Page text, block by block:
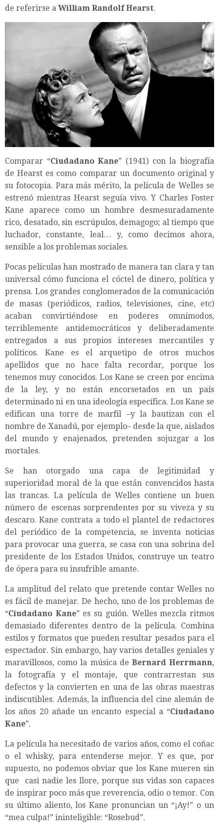
de referirse a William Randolf Hearst.
Comparar “Ciudadano Kane” (1941) con la biografía
de Hearst es como comparar un documento original y
su fotocopia. Para más mérito, la película de Welles se
estrenó mientras Hearst seguía vivo. Y Charles Foster
Kane aparece como un hombre desmesuradamente
rico, desatado, sin escrúpulos, demagogo; al tiempo que
luchador, constante, leal… y, como decimos ahora,
sensible a los problemas sociales.
Pocas películas han mostrado de manera tan clara y tan
universal cómo funciona el cóctel de dinero, política y
prensa. Los grandes conglomerados de la comunicación
de masas (periódicos, radios, televisiones, cine, etc)
acaban convirtiéndose en poderes omnímodos,
terriblemente antidemocráticos y deliberadamente
entregados a sus propios intereses mercantiles y
políticos. Kane es el arquetipo de otros muchos
apellidos que no hace falta recordar, porque los
tenemos muy conocidos. Los Kane se creen por encima
de la ley, y no están encorsetados en un país
determinado ni en una ideología específica. Los Kane se
edifican una torre de marfil –y la bautizan con el
nombre de Xanadú, por ejemplo– desde la que, aislados
del mundo y enajenados, pretenden sojuzgar a los
mortales.
Se han otorgado una capa de legitimidad y
superioridad moral de la que están convencidos hasta
las trancas. La película de Welles contiene un buen
número de escenas sorprendentes por su viveza y su
descaro. Kane contrata a todo el plantel de redactores
del periódico de la competencia, se inventa noticias
para provocar una guerra, se casa con una sobrina del
presidente de los Estados Unidos, construye un teatro
de ópera para su insufrible amante.
La amplitud del relato que pretende contar Welles no
es fácil de manejar. De hecho, uno de los problemas de
“Ciudadano Kane” es su guión. Welles mezcla ritmos
demasiado diferentes dentro de la película. Combina
estilos y formatos que pueden resultar pesados para el
espectador. Sin embargo, hay varios detalles geniales y
maravillosos, como la música de Bernard Herrmann,
la fotografía y el montaje, que contrarrestan sus
defectos y la convierten en una de las obras maestras
indiscutibles. Además, la influencia del cine alemán de
los años 20 añade un encanto especial a “Ciudadano
Kane”.
La película ha necesitado de varios años, como el coñac
o el whisky, para entenderse mejor. Y es que, por
supuesto, no podemos obviar que los Kane mueren sin
que casi nadie les llore, porque sus vidas son capaces
de inspirar poco más que reverencia, odio o temor. Con
su último aliento, los Kane pronuncian un “¡Ay!” o un
“mea culpa!” ininteligible: “Rosebud”.